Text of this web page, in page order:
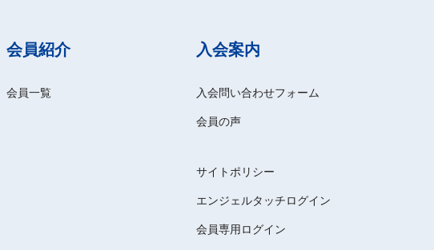
会員紹介
会員一覧
入会案内
入会問い合わせフォーム
会員の声
サイトポリシー
エンジェルタッチログイン
会員専用ログイン